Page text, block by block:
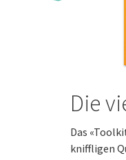
Die
Das
kniffligen